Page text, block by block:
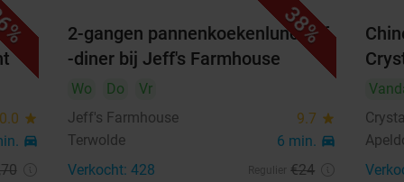
star
directions_car
38%
2-gangen pannenkoekenlunch of
-diner bij Jeff's Farmhouse
Wo Do
Vr
Jeff's Farmhouse
9.7 star
Terwolde 6 min. directions_car
Verkocht: 428 €24